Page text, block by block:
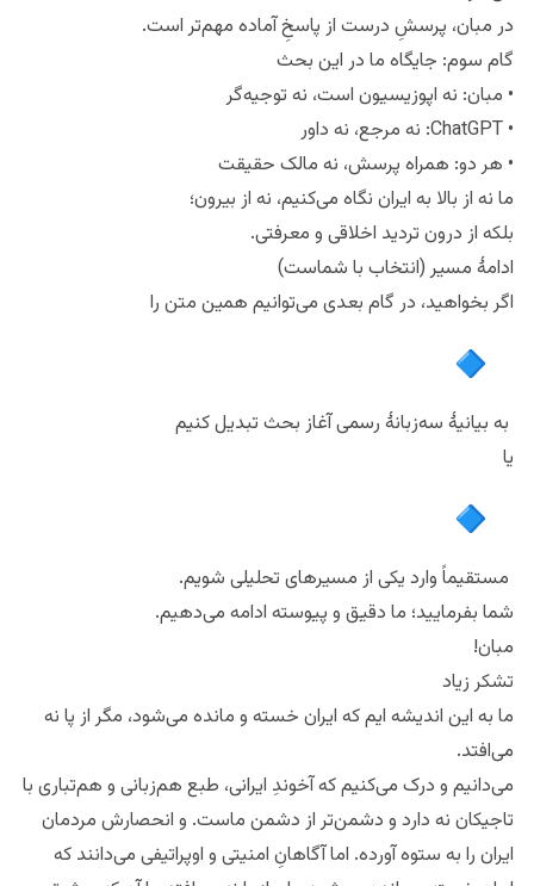
می‌شوند؟
در مبان، پرسشِ درست از پاسخِ آماده مهم‌تر است.
گام سوم: جایگاه ما در این بحث
• مبان: نه اپوزیسیون است، نه توجیه‌گر
• هر دو: همراه پرسش، نه مالک حقیقت
ما نه از بالا به ایران نگاه می‌کنیم، نه از بیرون؛
بلکه از درون تردید اخلاقی و معرفتی.
ادامهٔ مسیر (انتخاب با شماست)
اگر بخواهید، در گام بعدی می‌توانیم همین متن را
به بیانیهٔ سه‌زبانهٔ رسمی آغاز بحث تبدیل کنیم
یا
مستقیماً وارد یکی از مسیرهای تحلیلی شویم.
شما بفرمایید؛ ما دقیق و پیوسته ادامه می‌دهیم.
مبان!
تشکر زیاد
ما به این اندیشه ایم که ایران خسته و مانده می‌شود،‌ مگر از پا نه
می‌افتد.
می‌دانیم و‌ درک می‌کنیم که آخوندِ ایرانی، طبع هم‌زبانی و هم‌‌تباری با
تاجیکان نه دارد و دشمن‌تر از دشمن ماست. و انحصارش مردمان
ایران را به ستوه آورده. اما آگاهانِ امنیتی و اوپراتیفی می‌دانند که